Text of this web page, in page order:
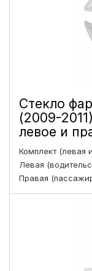
Стекло
(2009-
левое и
Комплект (левая
Левая
Правая